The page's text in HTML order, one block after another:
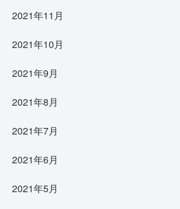
2021年11月
2021年10月
2021年9月
2021年8月
2021年7月
2021年6月
2021年5月